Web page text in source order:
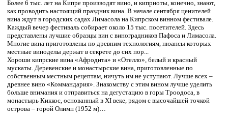
Более 6 тыс. лет на Кипре производят вино, и киприоты, конечно, знают,
как проводить настоящий праздник вина. В начале сентября ценителей
вина ждут в городских садах Лимасола на Кипрском винном фестивале.
Каждый вечер фестиваль собирает около 15 тыс. посетителей. Здесь
представлены лучшие образцы вин с виноградников Пафоса и Лимасола.
Многие вина приготовлены по древним технологиям, нюансы которых
местные виноделы держат в секрете до сих пор...
Хороши кипрские вина «Афродита» и «Отелло», белый и красный
мускаты. Деревенские и монастырские вина, приготовленные по
собственным местным рецептам, ничуть им не уступают. Лучше всех –
древнее вино «Коммандария». Знакомству с этим вином лучше уделить
больше внимания и отправиться на дегустацию в горы Троодоса, в
монастырь Киккос, основанный в XI веке, рядом с высочайшей точкой
острова – горой Олимп (1952 м)…